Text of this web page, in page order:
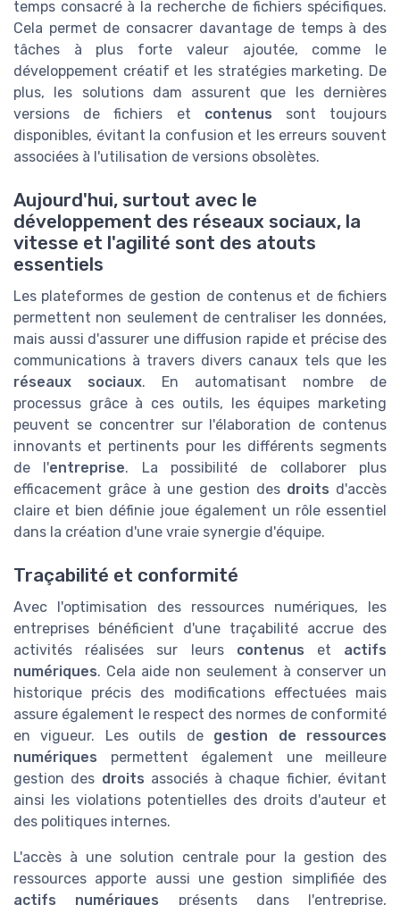
temps consacré à la recherche de fichiers spécifiques.
Cela permet de consacrer davantage de temps à des
tâches à plus forte valeur ajoutée, comme le
développement créatif et les stratégies marketing. De
plus, les solutions dam assurent que les dernières
versions de fichiers et contenus sont toujours
disponibles, évitant la confusion et les erreurs souvent
associées à l'utilisation de versions obsolètes.
Aujourd'hui, surtout avec le
développement des réseaux sociaux, la
vitesse et l'agilité sont des atouts
essentiels
Les plateformes de gestion de contenus et de fichiers
permettent non seulement de centraliser les données,
mais aussi d'assurer une diffusion rapide et précise des
communications à travers divers canaux tels que les
réseaux sociaux. En automatisant nombre de
processus grâce à ces outils, les équipes marketing
peuvent se concentrer sur l'élaboration de contenus
innovants et pertinents pour les différents segments
de l'entreprise. La possibilité de collaborer plus
efficacement grâce à une gestion des droits d'accès
claire et bien définie joue également un rôle essentiel
dans la création d'une vraie synergie d'équipe.
Traçabilité et conformité
Avec l'optimisation des ressources numériques, les
entreprises bénéficient d'une traçabilité accrue des
activités réalisées sur leurs contenus et actifs
numériques. Cela aide non seulement à conserver un
historique précis des modifications effectuées mais
assure également le respect des normes de conformité
en vigueur. Les outils de gestion de ressources
numériques permettent également une meilleure
gestion des droits associés à chaque fichier, évitant
ainsi les violations potentielles des droits d'auteur et
des politiques internes.
L'accès à une solution centrale pour la gestion des
ressources apporte aussi une gestion simplifiée des
actifs numériques présents dans l'entreprise,